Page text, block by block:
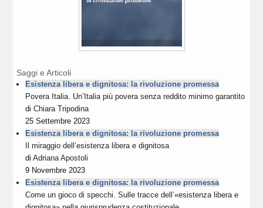
Saggi e Articoli
Esistenza libera e dignitosa: la rivoluzione promessa
Povera Italia. Un’Italia più povera senza reddito minimo garantito
diChiara Tripodina
25 Settembre 2023
Esistenza libera e dignitosa: la rivoluzione promessa
Il miraggio dell’esistenza libera e dignitosa
diAdriana Apostoli
9 Novembre 2023
Esistenza libera e dignitosa: la rivoluzione promessa
Come un gioco di specchi. Sulle tracce dell’«esistenza libera e